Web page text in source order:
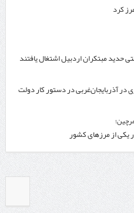
کرد
در آذربایجان‌غربی در دستور کار دولت
یکی از مرزهای کشور